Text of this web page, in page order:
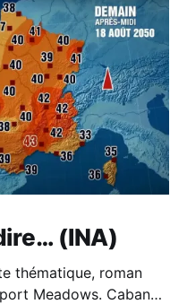
(INA)
Cabane -